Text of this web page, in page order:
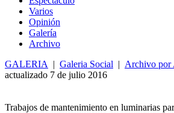
Varios
Opinión
Galería
Archivo
GALERIA
| Galeria Social | Archivo por
actualizado 7 de julio 2016
Trabajos de mantenimiento en luminarias